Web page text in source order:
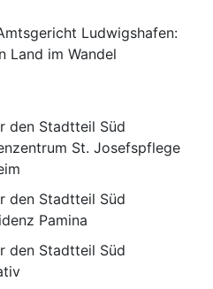
Ludwigshafen:
Land im Wandel
den Stadtteil Süd
St. Josefspflege
den Stadtteil Süd
Pamina
den Stadtteil Süd